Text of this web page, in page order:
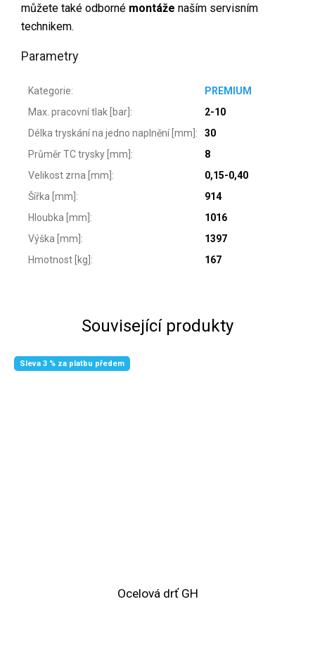
můžete také odborné montáže naším servisním
technikem.
Parametry
Kategorie:
PREMIUM
Max. pracovní tlak [bar]:
2-10
Délka tryskání na jedno naplnění [mm]:
30
Průměr TC trysky [mm]:
8
Velikost zrna [mm]:
0,15-0,40
Šířka [mm]:
914
Hloubka [mm]:
1016
Výška [mm]:
1397
Hmotnost [kg]: 167
Související produkty
Sleva 3 % za platbu předem
Ocelová drť GH